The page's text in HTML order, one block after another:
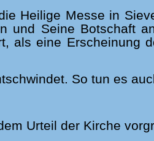
Heilige Messe in
und Seine Botschaft
als eine Erscheinung
So tun es
Urteil der Kirche